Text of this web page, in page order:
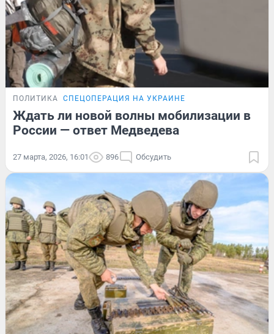
ПОЛИТИКА СПЕЦОПЕРАЦИЯ НА УКРАИНЕ
Ждать ли новой волны мобилизации в
России — ответ Медведева
27 марта, 2026, 16:01 896 Обсудить